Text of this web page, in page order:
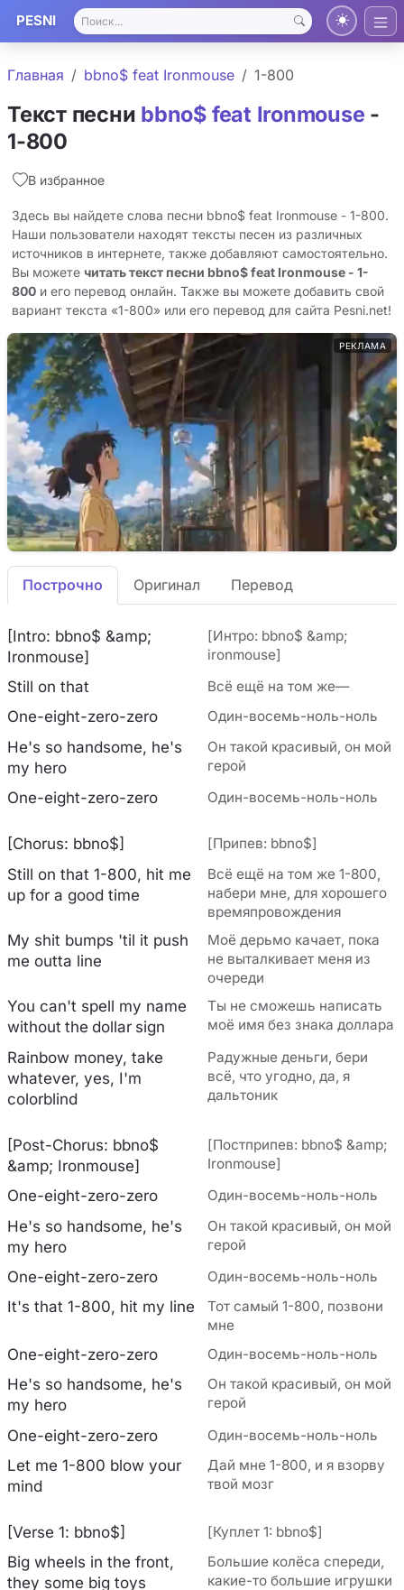
PESNI
Главная bbno$ feat Ironmouse 1-800
Текст песни bbno$ feat Ironmouse -
1-800
В избранное
Здесь вы найдете слова песни bbno$ feat Ironmouse - 1-800.
Наши пользователи находят тексты песен из различных
источников в интернете, также добавляют самостоятельно.
Вы можете читать текст песни bbno$ feat Ironmouse - 1-
800 и его перевод онлайн. Также вы можете добавить свой
вариант текста «1-800» или его перевод для сайта Pesni.net!
РЕКЛАМА
Построчно Оригинал Перевод
[Intro: bbno$ &amp;
Ironmouse]
[Интро: bbno$ &amp;
ironmouse]
Still on that Всё ещё на том же—
One-eight-zero-zero Один-восемь-ноль-ноль
He's so handsome, he's
my hero
Он такой красивый, он мой
герой
One-eight-zero-zero Один-восемь-ноль-ноль
[Chorus: bbno$] [Припев: bbno$]
Still on that 1-800, hit me
up for a good time
Всё ещё на том же 1-800,
набери мне, для хорошего
времяпровождения
My shit bumps 'til it push
me outta line
Моё дерьмо качает, пока
не выталкивает меня из
очереди
You can't spell my name
without the dollar sign
Ты не сможешь написать
моё имя без знака доллара
Rainbow money, take
whatever, yes, I'm
colorblind
Радужные деньги, бери
всё, что угодно, да, я
дальтоник
[Post-Chorus: bbno$
&amp; Ironmouse]
[Постприпев: bbno$ &amp;
Ironmouse]
One-eight-zero-zero Один-восемь-ноль-ноль
He's so handsome, he's
my hero
Он такой красивый, он мой
герой
One-eight-zero-zero Один-восемь-ноль-ноль
It's that 1-800, hit my line
Тот самый 1-800, позвони
мне
One-eight-zero-zero Один-восемь-ноль-ноль
He's so handsomе, he's
my hero
Он такой красивый, он мой
герой
One-еight-zero-zero Один-восемь-ноль-ноль
Let me 1-800 blow your
mind
Дай мне 1-800, и я взорву
твой мозг
[Verse 1: bbno$] [Куплет 1: bbno$]
Big wheels in the front,
they some big toys
Большие колёса спереди,
какие-то большие игрушки